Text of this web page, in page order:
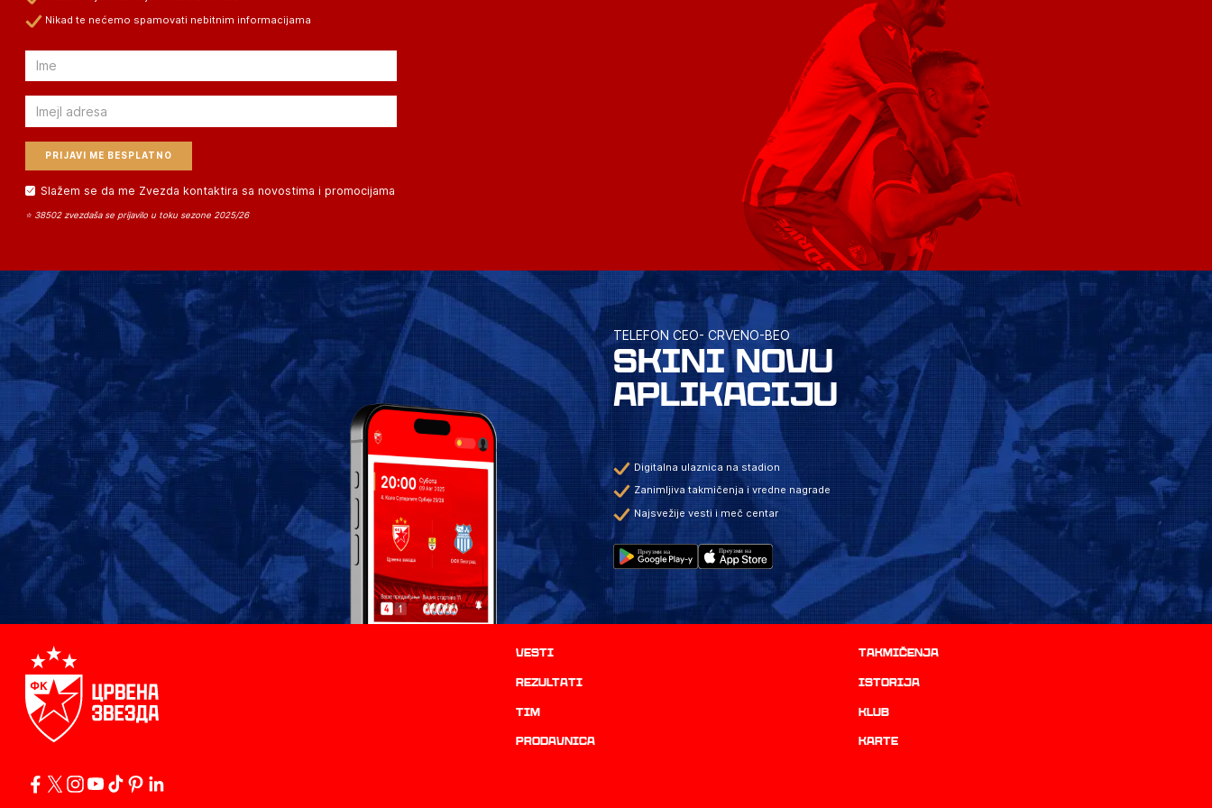
Nikad te nećemo spamovati nebitnim informacijama
Email
Email
Slažem se da me Zvezda kontaktira sa novostima i promocijama
⭐ 38502 zvezdaša se prijavilo u toku sezone 2025/26
TELEFON CEO- CRVENO-BEO
SKINI NOVU
APLIKACIJU
Digitalna ulaznica na stadion
Zanimljiva takmičenja i vredne nagrade
Najsvežije vesti i meč centar
Vesti Takmičenja
rezultati istorija
TIM Klub
prodavnica Karte